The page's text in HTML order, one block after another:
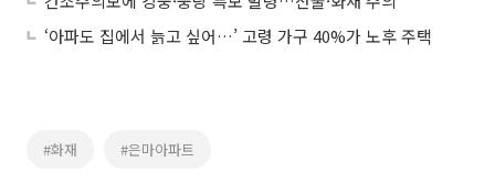
‘아파도 집에서 늙고 싶어…’ 고령 가구 40%가 노후 주택
#화재 #은마아파트